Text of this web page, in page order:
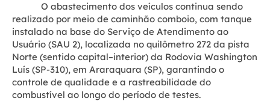
O abastecimento dos veículos continua sendo
realizado por meio de caminhão comboio, com tanque
instalado na base do Serviço de Atendimento ao
Usuário (SAU 2), localizada no quilômetro 272 da pista
Norte (sentido capital–interior) da Rodovia Washington
Luís (SP-310), em Araraquara (SP), garantindo o
controle de qualidade e a rastreabilidade do
combustível ao longo do período de testes.